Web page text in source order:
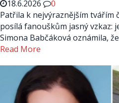
18.6.2026
0
Patřila k nejvýraznějším tvářím
posílá fanouškům jasný vzkaz:
Simona Babčáková oznámila,
Read More